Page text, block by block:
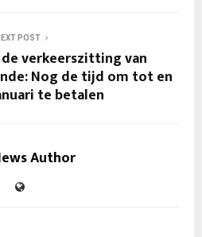
POST
verkeerszitting van
Nog de tijd om tot en
te betalen
Author